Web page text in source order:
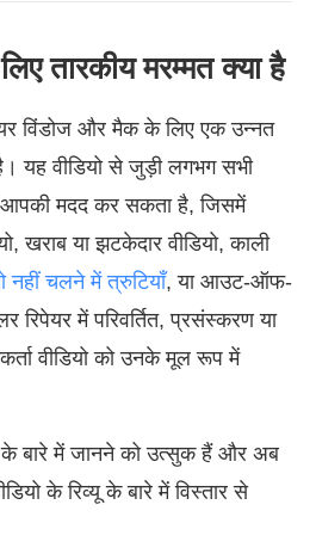
तारकीय मरम्मत क्या है
विंडोज और मैक के लिए एक उन्नत
यह वीडियो से जुड़ी लगभग सभी
मदद कर सकता है, जिसमें
खराब या झटकेदार वीडियो, काली
नहीं चलने में त्रुटियाँ, या आउट-ऑफ-
रिपेयर में परिवर्तित, प्रसंस्करण या
वीडियो को उनके मूल रूप में
बारे में जानने को उत्सुक हैं और अब
के रिव्यू के बारे में विस्तार से